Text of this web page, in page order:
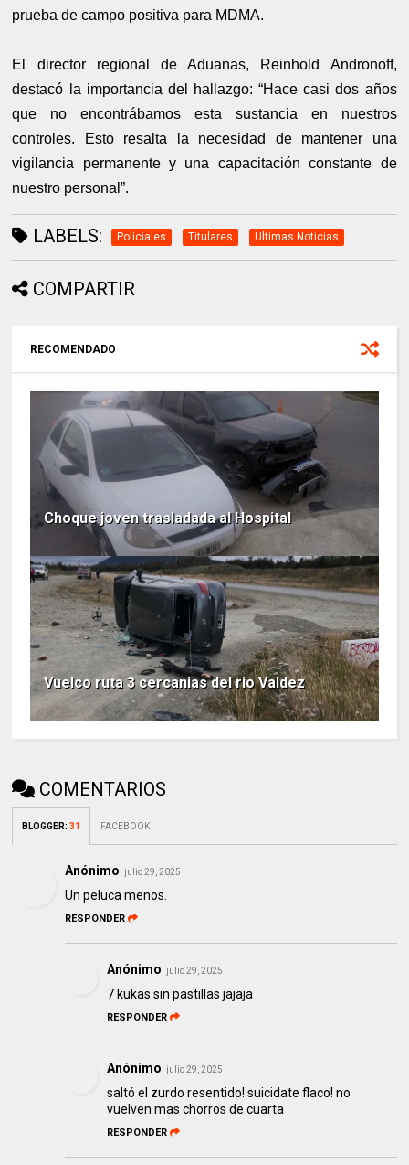
prueba de campo positiva para MDMA.
El director regional de Aduanas, Reinhold Andronoff,
destacó la importancia del hallazgo: “Hace casi dos años
que no encontrábamos esta sustancia en nuestros
controles. Esto resalta la necesidad de mantener una
vigilancia permanente y una capacitación constante de
nuestro personal”.
LABELS: Policiales Titulares Ultimas Noticias
COMPARTIR
RECOMENDADO
Choque joven trasladada al Hospital
Vuelco ruta 3 cercanias del rio Valdez
COMENTARIOS
BLOGGER:31 FACEBOOK
Anónimo julio 29, 2025
Un peluca menos.
RESPONDER
Anónimo julio 29, 2025
7 kukas sin pastillas jajaja
RESPONDER
Anónimo julio 29, 2025
saltó el zurdo resentido! suicidate flaco! no
vuelven mas chorros de cuarta
RESPONDER